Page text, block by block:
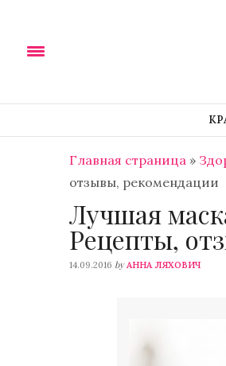
Главная страница »
отзывы, рекомендации
Лучшая
Рецепты,
14.09.2016 by АННА ЛЯХОВИЧ